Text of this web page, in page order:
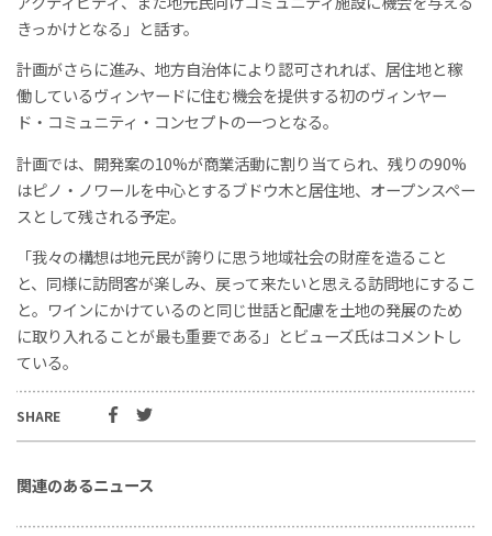
きっかけとなる」と話す。
計画がさらに進み、地方自治体により認可されれば、居住地と稼
働しているヴィンヤードに住む機会を提供する初のヴィンヤー
ド・コミュニティ・コンセプトの一つとなる。
計画では、開発案の10%が商業活動に割り当てられ、残りの90%
はピノ・ノワールを中心とするブドウ木と居住地、オープンスペー
スとして残される予定。
「我々の構想は地元民が誇りに思う地域社会の財産を造ること
と、同様に訪問客が楽しみ、戻って来たいと思える訪問地にするこ
と。ワインにかけているのと同じ世話と配慮を土地の発展のため
に取り入れることが最も重要である」とビューズ氏はコメントし
ている。
SHARE
関連のあるニュース